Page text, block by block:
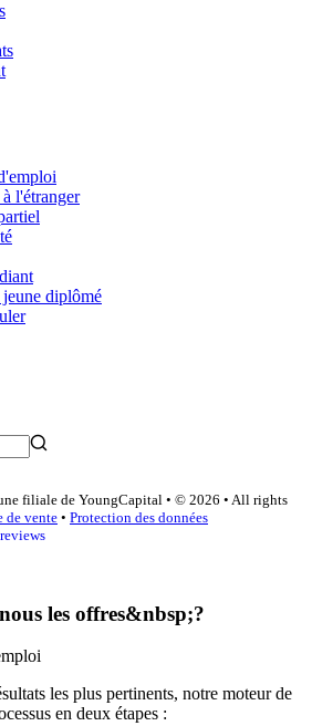
l'étranger
diplômé
filiale de YoungCapital • © 2026 • All rights
de vente • Protection des données
les offres&nbsp;?
les plus pertinents, notre moteur de
en deux étapes :